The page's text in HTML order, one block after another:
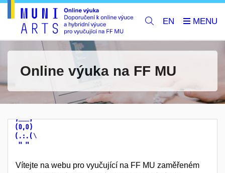
EN
Online výuka na FF MU
Vítejte na webu pro vyučující na FF MU zaměřeném